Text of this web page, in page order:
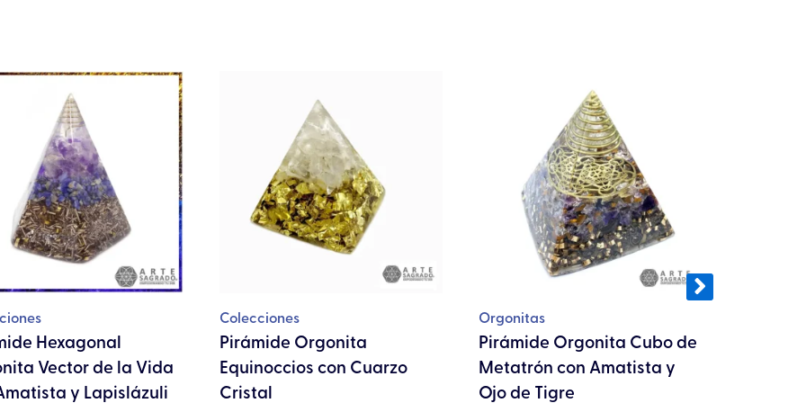
Hexagonal
Vector de la Vida
y Lapislázuli
Colecciones
Pirámide Orgonita
Equinoccios con Cuarzo
Cristal
Orgonitas
Pirámide Orgonita Cubo de
Metatrón con Amatista y
Ojo de Tigre